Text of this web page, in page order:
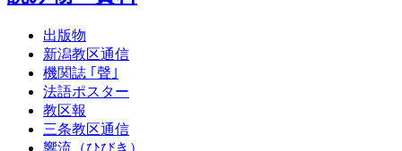
出版物
新潟教区通信
機関誌 ｢聲｣
法語ポスター
教区報
三条教区通信